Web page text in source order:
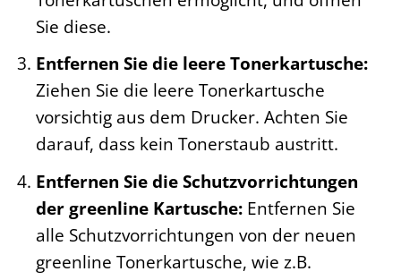
Sie diese.
Entfernen Sie die leere Tonerkartusche:
Ziehen Sie die leere Tonerkartusche
vorsichtig aus dem Drucker. Achten Sie
darauf, dass kein Tonerstaub austritt.
Entfernen Sie die Schutzvorrichtungen
der greenline Kartusche:Entfernen Sie
alle Schutzvorrichtungen von der neuen
greenline Tonerkartusche, wie z.B.